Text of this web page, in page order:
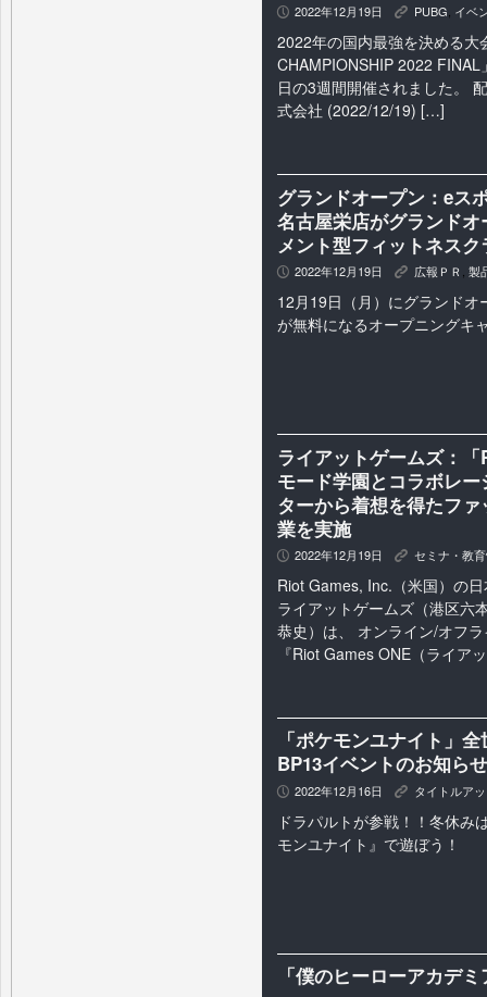
P 2022年12月19日 K PUBG, イベ
2022年の国内最強を決める大
CHAMPIONSHIP 2022
日の3週間開催されました。
式会社 (2022/12/19) […]
グランドオープン：eス
名古屋栄店がグランド
メント型フィットネスク
P 2022年12月19日 K 広報ＰＲ 製
12月19日（月）にグランドオ
が無料になるオープニングキ
ライアットゲームズ：
モード学園とコラボレ
ターから着想を得たフ
業を実施
P 2022年12月19日 K セミナ・教
Riot Games, Inc.（米国）の
ライアットゲームズ（港区六
恭史）は、 オンライン/オフ
『Riot Games ONE（ライア
「ポケモンユナイト」
BP13イベントのお知らせ
P 2022年12月16日 K タイトルア
ドラパルトが参戦！！冬休み
モンユナイト』で遊ぼう！
「僕のヒーローアカデ